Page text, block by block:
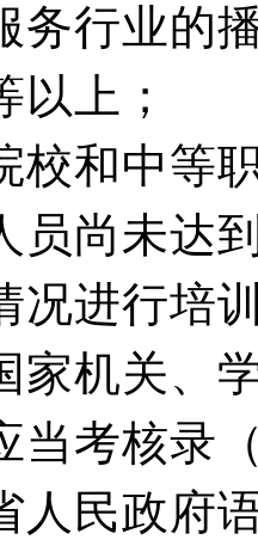
务行业的
以上；
校和中等
员尚未达
况进行培
机关、
当考核录
民政府